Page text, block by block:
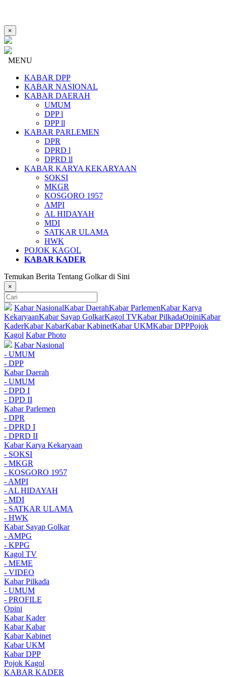
×
MENU
KABAR DPP
KABAR NASIONAL
KABAR DAERAH
UMUM
DPP l
DPP ll
KABAR PARLEMEN
DPR
DPRD l
DPRD ll
KABAR KARYA KEKARYAAN
SOKSI
MKGR
KOSGORO 1957
AMPI
AL HIDAYAH
MDI
SATKAR ULAMA
HWK
POJOK KAGOL
KABAR KADER
Temukan Berita Tentang Golkar di Sini
×
Kabar NasionalKabar DaerahKabar ParlemenKabar Karya
KekaryaanKabar Sayap GolkarKagol TVKabar PilkadaOpiniKabar
KaderKabar KabarKabar KabinetKabar UKMKabar DPPPojok
Kagol Kabar Photo
Kabar Nasional
- UMUM
- DPP
Kabar Daerah
- UMUM
- DPD I
- DPD II
Kabar Parlemen
- DPR
- DPRD I
- DPRD II
Kabar Karya Kekaryaan
- SOKSI
- MKGR
- KOSGORO 1957
- AMPI
- AL HIDAYAH
- MDI
- SATKAR ULAMA
- HWK
Kabar Sayap Golkar
- AMPG
- KPPG
Kagol TV
- MEME
- VIDEO
Kabar Pilkada
- UMUM
- PROFILE
Opini
Kabar Kader
Kabar Kabar
Kabar Kabinet
Kabar UKM
Kabar DPP
Pojok Kagol
KABAR KADER